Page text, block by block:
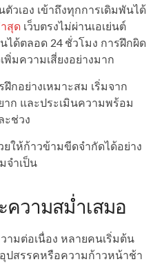
วเอง เข้าถึงทุกการเดิมพันได้
สุด เว็บตรงไม่ผ่านเอเย่นต์
ได้ตลอด 24 ชั่วโมง การฝึกผิด
มความเสี่ยงอย่างมาก
กอย่างเหมาะสม เริ่มจาก
ก และประเมินความพร้อม
ะช่วง
ให้ก้าวข้ามขีดจำกัดได้อย่าง
จำเป็น
ความสม่ำเสมอ
มต่อเนื่อง หลายคนเริ่มต้น
ปสรรคหรือความก้าวหน้าช้า